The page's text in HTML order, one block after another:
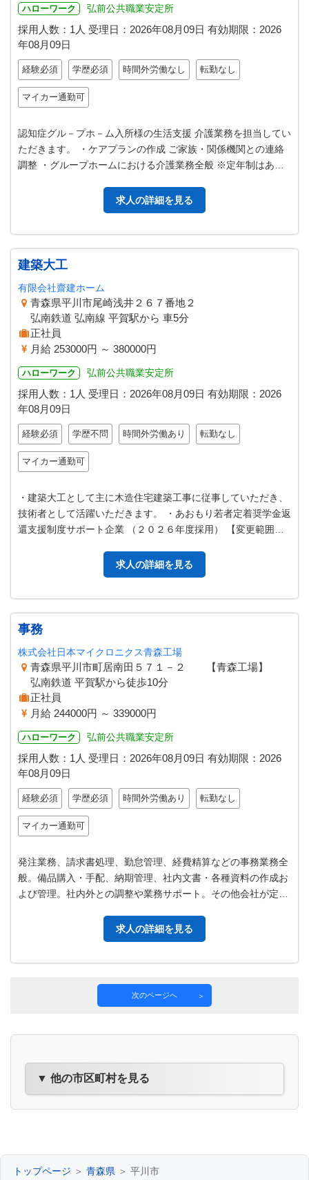
ハローワーク 弘前公共職業安定所
採用人数：1人 受理日： 2026年08月09日 有効期限： 2026
年08月09日
経験必須 学歴必須 時間外労働なし 転勤なし
マイカー通勤可
認知症グル－プホ－ム入所様の生活支援 介護業務を担当してい
ただきます。 ・ケアプランの作成 ご家族・関係機関との連絡
調整 ・グループホームにおける介護業務全般 ※定年制はあり
求人の詳細を見る
建築大工
有限会社齋建ホーム
青森県平川市尾崎浅井２６７番地２
弘南鉄道 弘南線 平賀駅から 車5分
正社員
月給 253000円 ～ 380000円
ハローワーク 弘前公共職業安定所
採用人数：1人 受理日： 2026年08月09日 有効期限： 2026
年08月09日
経験必須 学歴不問 時間外労働あり 転勤なし
マイカー通勤可
・建築大工として主に木造住宅建築工事に従事していただき、
技術者として活躍いただきます。 ・あおもり若者定着奨学金返
還支援制度サポート企業 （２０２６年度採用） 【変更範囲：
求人の詳細を見る
事務
株式会社日本マイクロニクス青森工場
青森県平川市町居南田５７１－２ 【青森工場】
弘南鉄道 平賀駅から徒歩10分
正社員
月給 244000円 ～ 339000円
ハローワーク 弘前公共職業安定所
採用人数：1人 受理日： 2026年08月09日 有効期限： 2026
年08月09日
経験必須 学歴必須 時間外労働あり 転勤なし
マイカー通勤可
発注業務、請求書処理、勤怠管理、経費精算などの事務業務全
般。備品購入・手配、納期管理、社内文書・各種資料の作成お
よび管理。社内外との調整や業務サポート。その他会社が定め
求人の詳細を見る
次のページへ
▼ 他の市区町村を見る
トップページ ＞ 青森県 ＞ 平川市